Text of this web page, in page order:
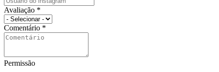
Avaliação *
Comentário *
Permissão